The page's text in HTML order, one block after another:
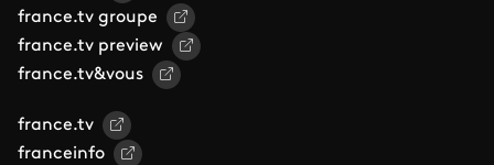
france.tv groupe
france.tv preview
france.tv&vous
france.tv
franceinfo